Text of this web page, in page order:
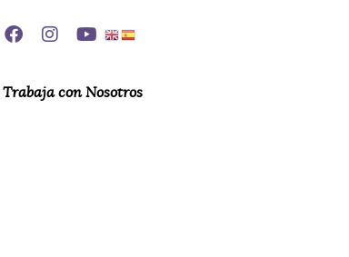
Trabaja con Nosotros